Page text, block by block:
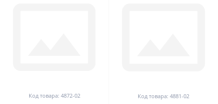
Код товара: 4872-02 Код товара: 4881-02